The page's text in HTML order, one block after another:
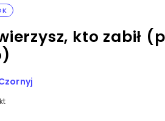
kto zabił